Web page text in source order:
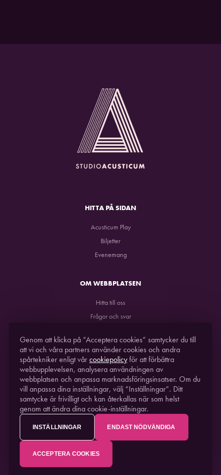
HITTA PÅ SIDAN
Acusticum Play
Biljetter
Evenemang
OM WEBBPLATSEN
Hitta till oss
Frågor och svar
STUDIO ACUSTICUM
SCIENCE PARK
Genom att klicka på “Acceptera cookies” samtycker du till
att vi och våra partners använder cookies och andra
spårtekniker enligt vårcookiepolicyför att förbättra
webbupplevelsen, analysera användningen av
webbplatsen och anpassa marknadsföringsinsatser. Om du
vill anpassa dina inställningar, välj “Inställningar”. Ditt
samtycke är frivilligt och kan återkallas när som helst
genom att ändra dina cookie-inställningar.
INSTÄLLNINGAR ENDAST NÖDVÄNDIGA
ACCEPTERA COOKIES